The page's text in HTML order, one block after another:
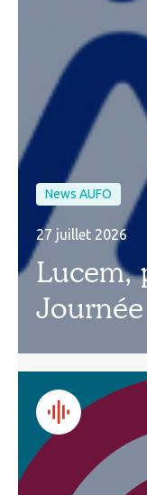
News AUFO
27 juillet 2026
Lucem,